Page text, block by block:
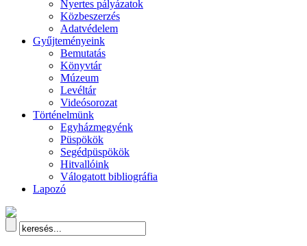
Nyertes pályázatok
Közbeszerzés
Adatvédelem
Gyűjteményeink
Bemutatás
Könyvtár
Múzeum
Levéltár
Videósorozat
Történelmünk
Egyházmegyénk
Püspökök
Segédpüspökök
Hitvallóink
Válogatott bibliográfia
Lapozó